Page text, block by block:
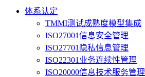
体系认定
TMMI测试成熟度模型集成
ISO27001信息安全管理
ISO27701隐私信息管理
ISO22301业务连续性管理
ISO20000信息技术服务管理